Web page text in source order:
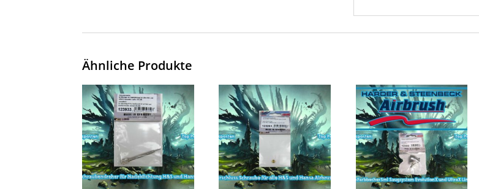
Ähnliche Produkte